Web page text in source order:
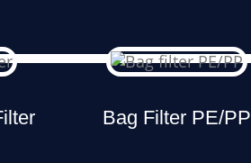
Bag Filter PE/PP